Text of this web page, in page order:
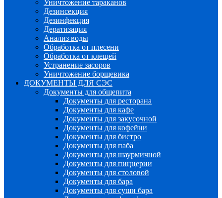
Уничтожение тараканов
Дезинсекция
Дезинфекция
Дератизация
Анализ воды
Обработка от плесени
Обработка от клещей
Устранение засоров
Уничтожение борщевика
ДОКУМЕНТЫ ДЛЯ СЭС
Документы для общепита
Документы для ресторана
Документы для кафе
Документы для закусочной
Документы для кофейни
Документы для бистро
Документы для паба
Документы для шаурмичной
Документы для пиццерии
Документы для столовой
Документы для бара
Документы для суши бара